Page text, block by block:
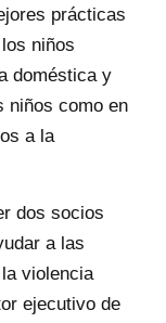
prácticas
niños
doméstica y
niños como en
a la
dos socios
a las
violencia
ejecutivo de